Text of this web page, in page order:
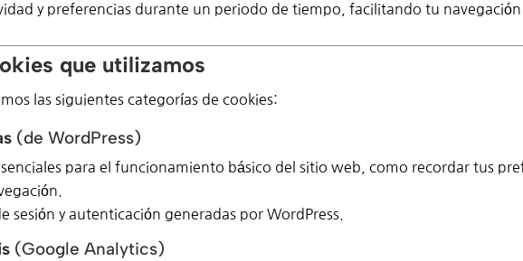
y preferencias durante un periodo de tiempo, facilitando tu navegación
que utilizamos
las siguientes categorías de cookies:
(de WordPress)
para el funcionamiento básico del sitio web, como recordar tus
sesión y autenticación generadas por WordPress.
(Google Analytics)